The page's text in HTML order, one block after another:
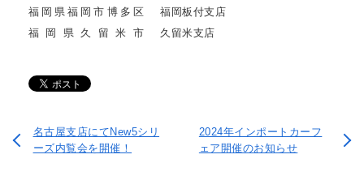
福岡県福岡市博多区
福岡板付支店
福岡県久留米市
久留米支店
名古屋支店にてNew5シリ
ーズ内覧会を開催！
2024年インポートカーフ
ェア開催のお知らせ